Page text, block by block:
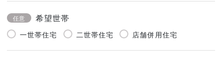
任意 希望世帯
一世帯住宅 二世帯住宅 店舗併用住宅